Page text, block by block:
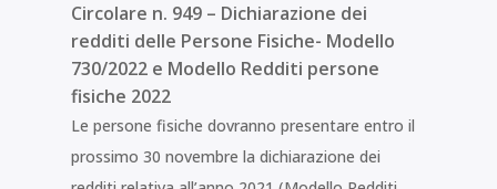
Circolare n. 949 – Dichiarazione dei
redditi delle Persone Fisiche- Modello
730/2022 e Modello Redditi persone
fisiche 2022
Le persone fisiche dovranno presentare entro il
prossimo 30 novembre la dichiarazione dei